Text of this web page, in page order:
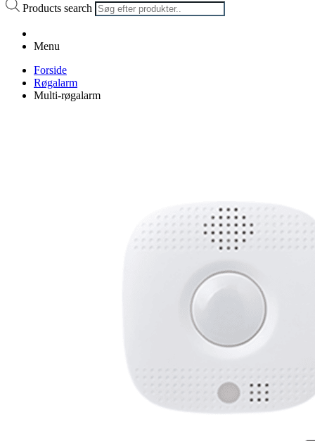
Products search
Menu
Forside
Røgalarm
Multi-røgalarm